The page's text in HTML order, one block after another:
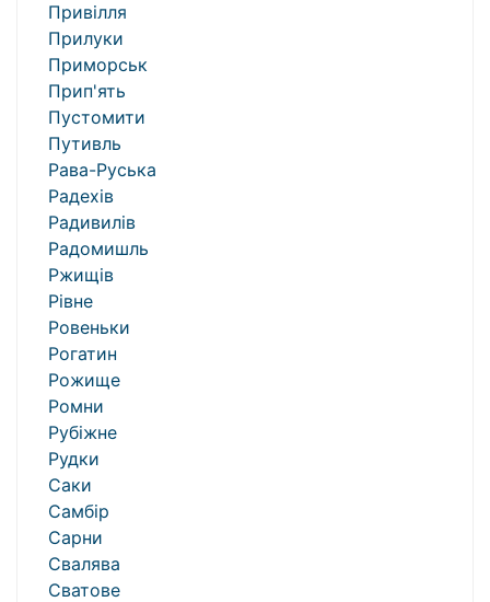
Привілля
Прилуки
Приморськ
Прип'ять
Пустомити
Путивль
Рава-Руська
Радехів
Радивилів
Радомишль
Ржищів
Рівне
Ровеньки
Рогатин
Рожище
Ромни
Рубіжне
Рудки
Саки
Самбір
Сарни
Свалява
Сватове